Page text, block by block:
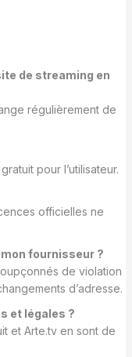
de streaming en
régulièrement de
pour l’utilisateur.
officielles ne
fournisseur ?
de violation
d’adresse.
et légales ?
et Arte.tv en sont de